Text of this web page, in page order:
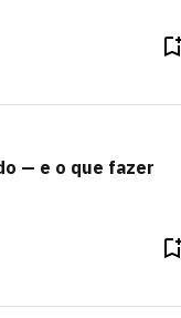
— e o que fazer